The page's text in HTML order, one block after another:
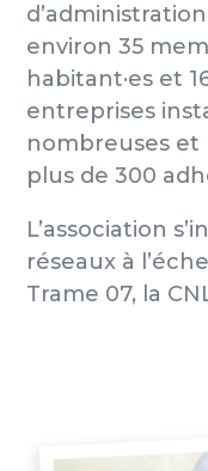
environ 35
habitant·es et
entreprises
nombreuses
plus de 300
L’association
réseaux à
Trame 07, la